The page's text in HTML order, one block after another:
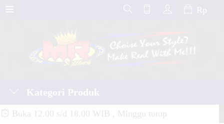
Rp
Kategori Produk
Buka 12.00 s/d 18.00 WIB , Minggu tutup